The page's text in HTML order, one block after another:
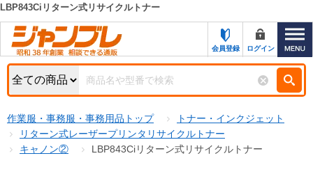
カテゴリー一覧
お知らせ
特集・キャンペーン一覧
初めての方へ
お問い合わせ
キーワード検索
検索条件
商品カテゴリから選ぶ
LBP843Ciリターン式リサイクルトナー
会員登録 ログイン
作業服・事務服・事務用品トップ
トナー・インクジェット
リターン式レーザープリンタリサイクルトナー
キャノン②
LBP843Ciリターン式リサイクルトナー